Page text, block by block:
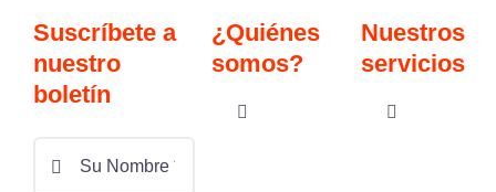
Suscríbete a
nuestro
boletín
¿Quiénes
somos?
Toggle
Nuestros
servicios
Toggle